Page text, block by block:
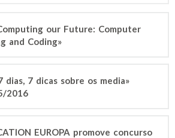
our Future: Computer
and Coding»
dias, 7 dicas sobre os media»
2016
EUROPA promove concurso